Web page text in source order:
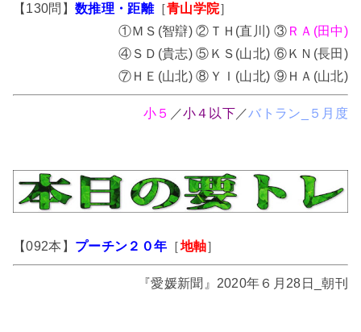
【130問】 数推理・距離［青山学院］
①ＭＳ(智辯) ②ＴＨ(直川) ③ ＲＡ(田中)
④ＳＤ(貴志) ⑤ＫＳ(山北) ⑥ＫＮ(長田)
⑦ＨＥ(山北) ⑧ＹＩ(山北) ⑨ＨＡ(山北)
小５ ／小４以下 ／バトラン_５月度
【092本】 プーチン２０年 ［地軸］
『愛媛新聞』2020年６月28日_朝刊